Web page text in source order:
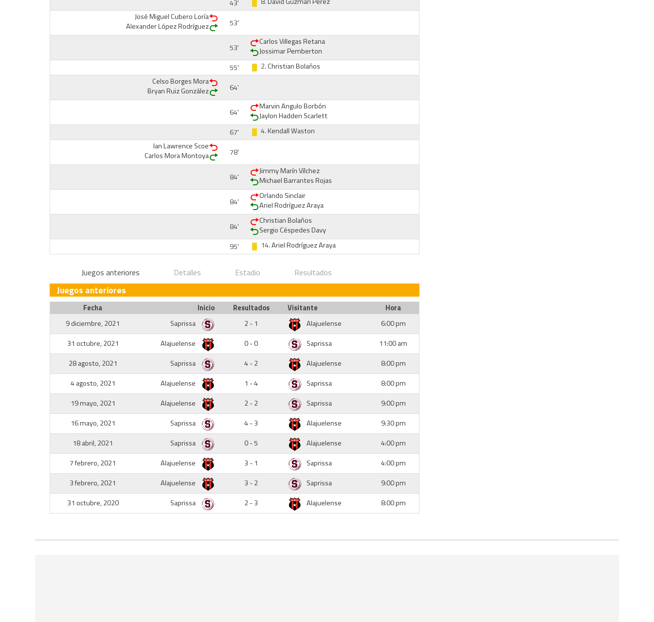
43'
José Miguel Cubero Loría
Alexander López Rodríguez
53'
53'
Carlos Villegas Retana
Jossimar Pemberton
55'
2.Christian Bolaños
Celso Borges Mora
Bryan Ruiz González
64'
64'
Marvin Angulo Borbón
Jaylon Hadden Scarlett
67'
4.Kendall Waston
Ian Lawrence Scoe
Carlos Mora Montoya
78'
84'
Jimmy Marín Vílchez
Michael Barrantes Rojas
84'
Orlando Sinclair
Ariel Rodríguez Araya
84'
Christian Bolaños
Sergio Céspedes Davy
95'
14.Ariel Rodríguez Araya
Juegos anteriores Detalles Estadio Resultados
Juegos anteriores
Fecha Inicio Resultados Visitante
Hora
9 diciembre, 2021
Saprissa 2 - 1 Alajuelense
6:00 pm
31 octubre, 2021
Alajuelense 0 - 0 Saprissa
11:00 am
28 agosto, 2021
Saprissa 4 - 2 Alajuelense
8:00 pm
4 agosto, 2021
Alajuelense 1 - 4 Saprissa
8:00 pm
19 mayo, 2021
Alajuelense 2 - 2 Saprissa
9:00 pm
16 mayo, 2021
Saprissa 4 - 3 Alajuelense
9:30 pm
18 abril, 2021
Saprissa 0 - 5 Alajuelense
4:00 pm
7 febrero, 2021
Alajuelense 3 - 1 Saprissa
4:00 pm
3 febrero, 2021
Alajuelense 3 - 2 Saprissa
9:00 pm
31 octubre, 2020
Saprissa 2 - 3 Alajuelense 8:00 pm